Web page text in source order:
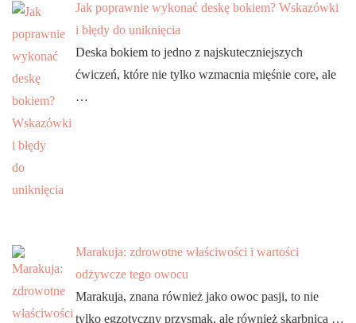
Jak poprawnie wykonać deskę bokiem? Wskazówki
i błędy do uniknięcia
Deska bokiem to jedno z najskuteczniejszych
ćwiczeń, które nie tylko wzmacnia mięśnie core, ale
…
Marakuja: zdrowotne właściwości i wartości
odżywcze tego owocu
Marakuja, znana również jako owoc pasji, to nie
tylko egzotyczny przysmak, ale również skarbnica …